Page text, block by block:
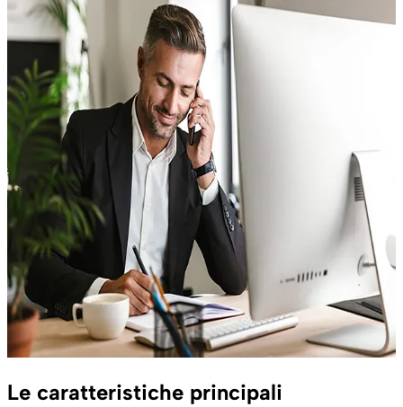
Le caratteristiche principali